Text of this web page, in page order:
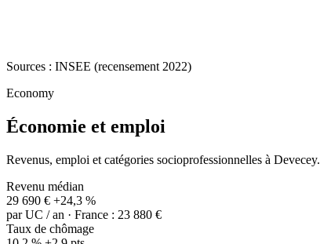
Sources : INSEE (recensement 2022)
Economy
Économie et emploi
Revenus, emploi et catégories socioprofessionnelles à Devecey.
Revenu médian
29 690 € +24,3 %
par UC / an · France : 23 880 €
Taux de chômage